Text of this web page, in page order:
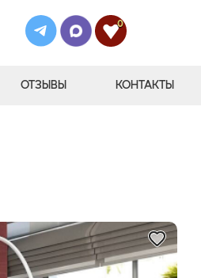
0
ОТЗЫВЫ КОНТАКТЫ